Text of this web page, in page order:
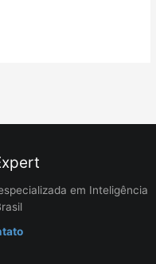
em Inteligência